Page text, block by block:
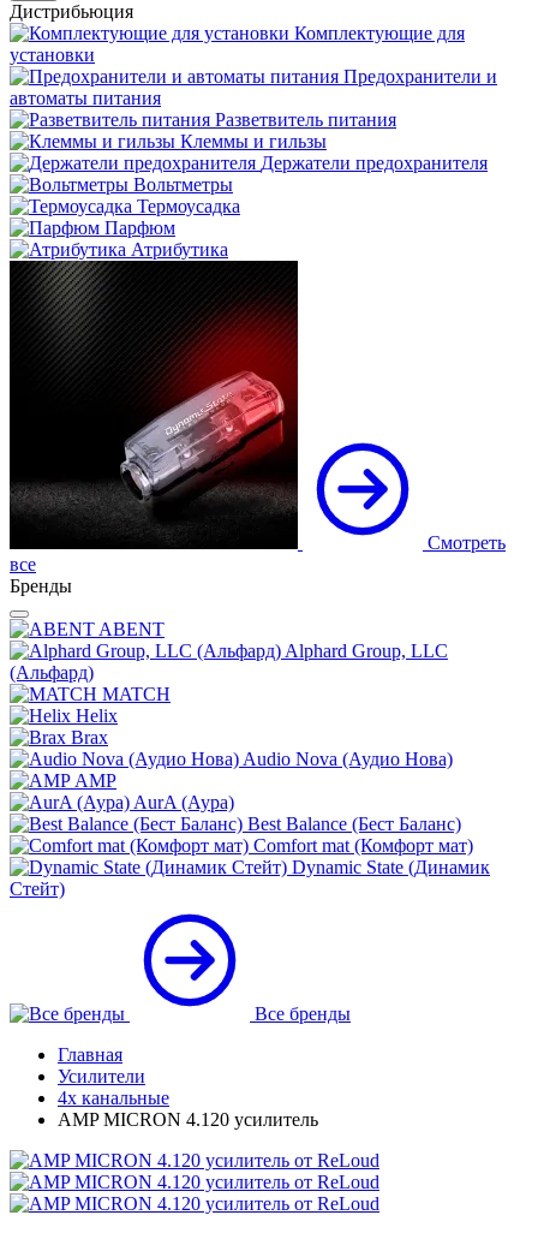
Дистрибьюция
Комплектующие для
установки
Предохранители и
автоматы питания
Разветвитель питания
Клеммы и гильзы
Держатели предохранителя
Вольтметры
Термоусадка
Парфюм
Атрибутика
Смотреть
все
Бренды
ABENT
Alphard Group, LLC
(Альфард)
MATCH
Helix
Brax
Audio Nova (Аудио Нова)
AMP
AurA (Аура)
Best Balance (Бест Баланс)
Comfort mat (Комфорт мат)
Dynamic State (Динамик
Стейт)
Все бренды
Главная
Усилители
4х канальные
AMP MICRON 4.120 усилитель